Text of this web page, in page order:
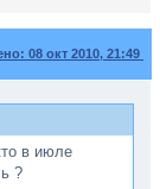
08 окт 2010, 21:49
в июле
?